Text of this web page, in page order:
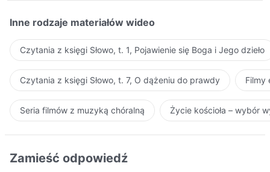
Inne rodzaje materiałów wideo
Czytania z księgi Słowo, t. 1, Pojawienie się Boga i Jego dzieło
Czytania z księgi Słowo, t. 7, O dążeniu do prawdy Filmy
Seria filmów z muzyką chóralną Życie kościoła – wybór
Zamieść odpowiedź